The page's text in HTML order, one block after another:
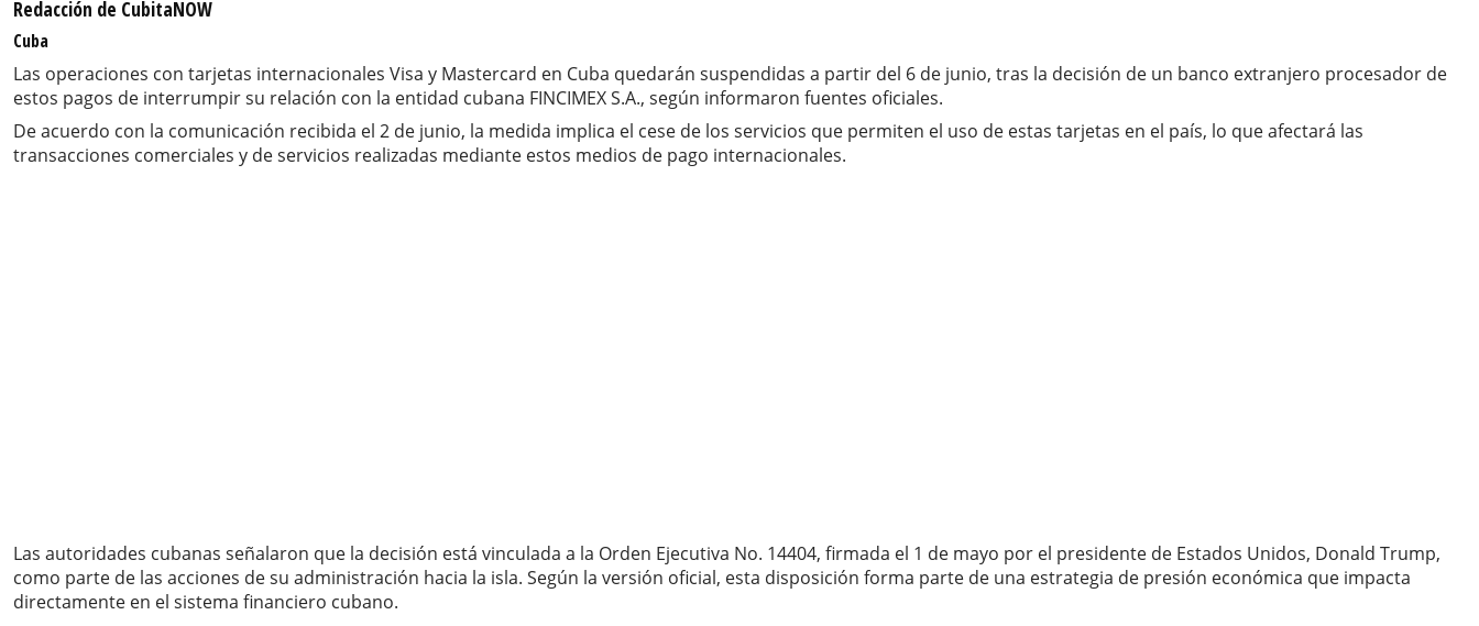
Redacción de CubitaNOW
Cuba
Las operaciones con tarjetas internacionales Visa y Mastercard en Cuba quedarán suspendidas a partir del 6 de junio, tras la decisión de un banco extranjero procesador de
estos pagos de interrumpir su relación con la entidad cubana FINCIMEX S.A., según informaron fuentes oficiales.
De acuerdo con la comunicación recibida el 2 de junio, la medida implica el cese de los servicios que permiten el uso de estas tarjetas en el país, lo que afectará las
transacciones comerciales y de servicios realizadas mediante estos medios de pago internacionales.
Las autoridades cubanas señalaron que la decisión está vinculada a la Orden Ejecutiva No. 14404, firmada el 1 de mayo por el presidente de Estados Unidos, Donald Trump,
como parte de las acciones de su administración hacia la isla. Según la versión oficial, esta disposición forma parte de una estrategia de presión económica que impacta
directamente en el sistema financiero cubano.